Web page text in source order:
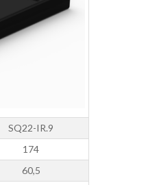
SQ22-IR.9
174
60,5